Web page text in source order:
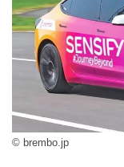
© brembo.jp